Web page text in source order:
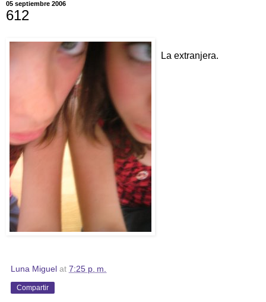
05 septiembre 2006
612
La extranjera.
Luna Miguel at 7:25 p. m.
Compartir